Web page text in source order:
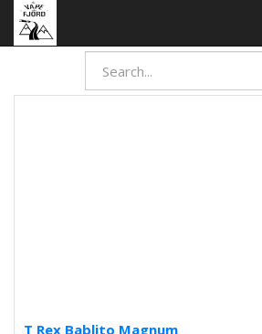
T Rex Bablito Magnum